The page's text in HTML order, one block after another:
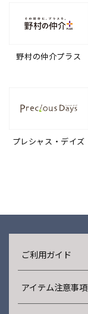
野村の仲介プラス
プレシャス・デイズ
ご利用ガイド
アイテム注意事項